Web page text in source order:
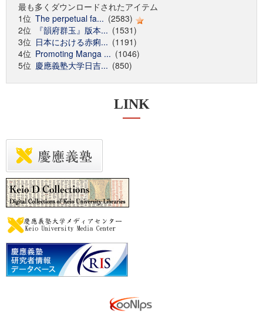
最も多くダウンロードされたアイテム
1位 The perpetual fa... (2583)
2位
『韻府群玉』版本... (1531)
3位 日本における赤痢... (1191)
4位 Promoting Manga ... (1046)
5位 慶應義塾大学日吉... (850)
LINK